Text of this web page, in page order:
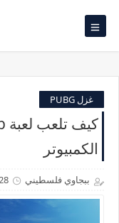
غزل PUBG
الكمبيوتر
ببجاوي فلسطيني 28 ديسمبر